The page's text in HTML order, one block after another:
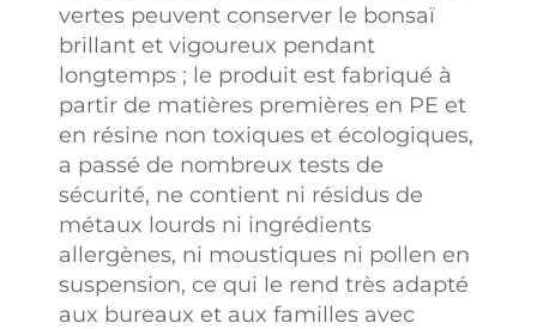
vertes peuvent conserver le bonsaï
brillant et vigoureux pendant
longtemps ; le produit est fabriqué à
partir de matières premières en PE et
en résine non toxiques et écologiques,
a passé de nombreux tests de
sécurité, ne contient ni résidus de
métaux lourds ni ingrédients
allergènes, ni moustiques ni pollen en
suspension, ce qui le rend très adapté
aux bureaux et aux familles avec